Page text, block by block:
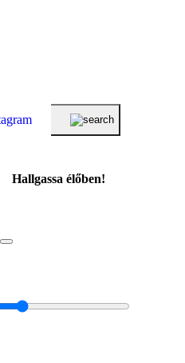
Hallgassa élőben!